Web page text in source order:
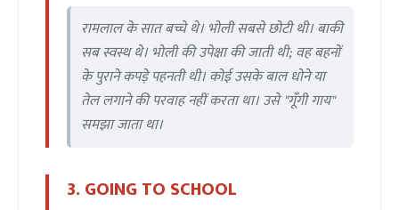
रामलाल के सात बच्चे थे। भोली सबसे छोटी थी। बाकी
सब स्वस्थ थे। भोली की उपेक्षा की जाती थी; वह बहनों
के पुराने कपड़े पहनती थी। कोई उसके बाल धोने या
तेल लगाने की परवाह नहीं करता था। उसे "गूँगी गाय"
समझा जाता था।
3. GOING TO SCHOOL